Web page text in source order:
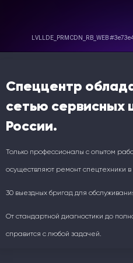
Спеццентр
сетью сервисных
России.
Только профессионалы с опытом
осуществляют ремонт спецтехники в
30 выездных бригад для
От стандартной диагностики до
справится с любой задачей.